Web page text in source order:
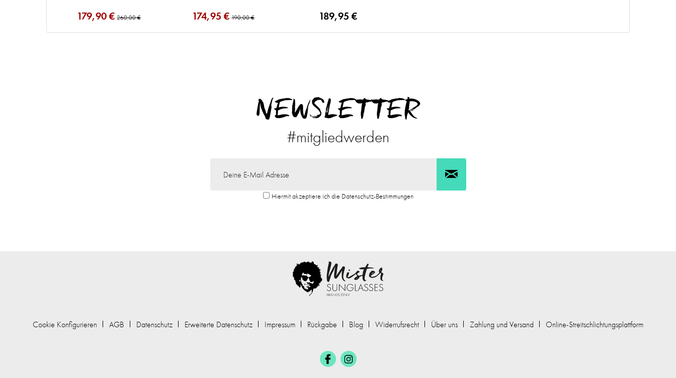
179,90 € 260,00 € 174,95 € 190,00 € 189,95 €
NEWSLETTER
#mitgliedwerden
Hiermit akzeptiere ich die Datenschutz-Bestimmungen
Cookie Konfigurieren AGB Datenschutz Erweiterte Datenschutz Impressum Rückgabe Blog Widerrufsrecht Über uns Zahlung und Versand Online-Streitschlichtungsplattform